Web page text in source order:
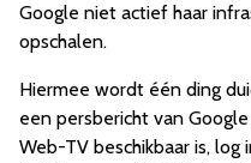
Google niet actief haar
opschalen.
Hiermee wordt één ding
een persbericht van
Web-TV beschikbaar is,